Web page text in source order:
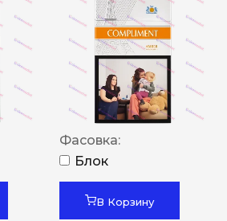
Фасовка:
Блок
В Корзину